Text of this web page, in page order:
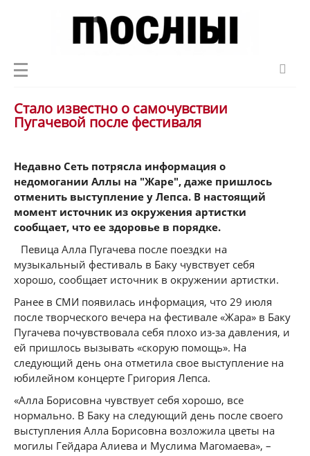
Стало известно о самочувствии
Пугачевой после фестиваля
Недавно Сеть потрясла информация о
недомогании Аллы на "Жаре", даже пришлось
отменить выступление у Лепса. В настоящий
момент источник из окружения артистки
сообщает, что ее здоровье в порядке.
Певица Алла Пугачева после поездки на
музыкальный фестиваль в Баку чувствует себя
хорошо, сообщает источник в окружении артистки.
Ранее в СМИ появилась информация, что 29 июля
после творческого вечера на фестивале «Жара» в Баку
Пугачева почувствовала себя плохо из-за давления, и
ей пришлось вызывать «скорую помощь». На
следующий день она отметила свое выступление на
юбилейном концерте Григория Лепса.
«Алла Борисовна чувствует себя хорошо, все
нормально. В Баку на следующий день после своего
выступления Алла Борисовна возложила цветы на
могилы Гейдара Алиева и Муслима Магомаева», –